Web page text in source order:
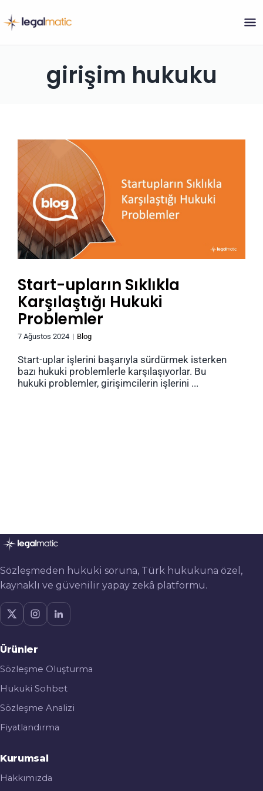
girişim hukuku
Start-upların Sıklıkla
Karşılaştığı Hukuki
Problemler
7 Ağustos 2024 | Blog
Start-uplar işlerini başarıyla sürdürmek isterken
bazı hukuki problemlerle karşılaşıyorlar. Bu
hukuki problemler, girişimcilerin işlerini ...
Sözleşmeden hukuki soruna, Türk hukukuna özel,
kaynaklı ve güvenilir yapay zekâ platformu.
Ürünler
Sözleşme Oluşturma
Hukuki Sohbet
Sözleşme Analizi
Fiyatlandırma
Kurumsal
Hakkımızda